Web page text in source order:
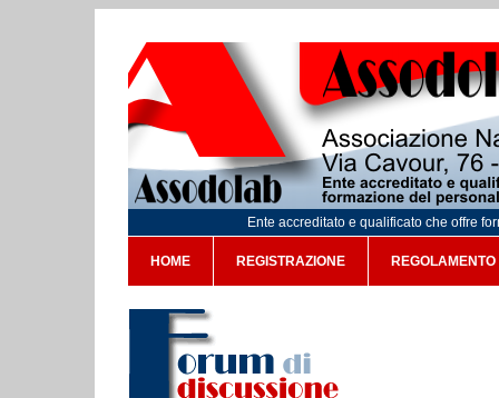
Ente accreditato e qualificato che offre
HOME REGISTRAZIONE REGOLAMENTO